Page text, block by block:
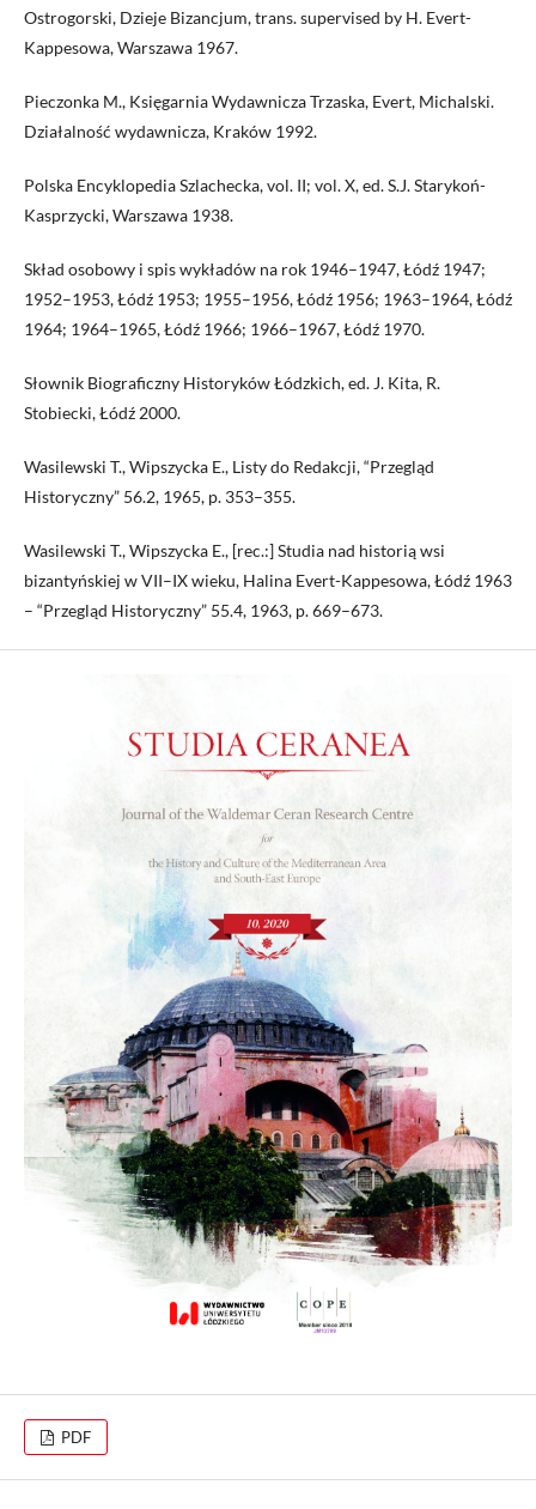
Ostrogorski, Dzieje Bizancjum, trans. supervised by H. Evert-
Kappesowa, Warszawa 1967.
Pieczonka M., Księgarnia Wydawnicza Trzaska, Evert, Michalski.
Działalność wydawnicza, Kraków 1992.
Polska Encyklopedia Szlachecka, vol. II; vol. X, ed. S.J. Starykoń-
Kasprzycki, Warszawa 1938.
Skład osobowy i spis wykładów na rok 1946–1947, Łódź 1947;
1952–1953, Łódź 1953; 1955–1956, Łódź 1956; 1963–1964, Łódź
1964; 1964–1965, Łódź 1966; 1966–1967, Łódź 1970.
Słownik Biograficzny Historyków Łódzkich, ed. J. Kita, R.
Stobiecki, Łódź 2000.
Wasilewski T., Wipszycka E., Listy do Redakcji, “Przegląd
Historyczny” 56.2, 1965, p. 353–355.
Wasilewski T., Wipszycka E., [rec.:] Studia nad historią wsi
bizantyńskiej w VII–IX wieku, Halina Evert-Kappesowa, Łódź 1963
– “Przegląd Historyczny” 55.4, 1963, p. 669–673.
PDF